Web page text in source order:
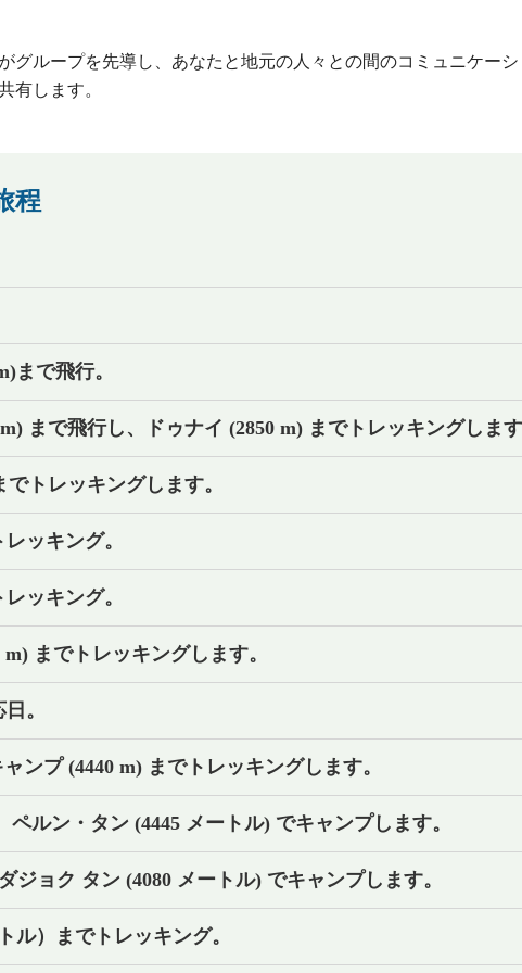
グループを先導し、あなたと地元の人々との間のコミュニケーシ
有します。
程
まで飛行。
まで飛行し、ドゥナイ (2850 m) までトレッキングします
トレッキングします。
ッキング。
ッキング。
までトレッキングします。
。
ンプ (4440 m) までトレッキングします。
ルン・タン (4445 メートル) でキャンプします。
ジョク タン (4080 メートル) でキャンプします。
ル）までトレッキング。